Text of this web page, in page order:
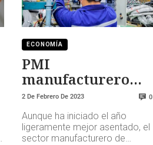
ECONOMÍA
PMI
manufacturero
ligeramente
contraído
2 De Febrero De 2023 0
Aunque ha iniciado el año
ligeramente mejor asentado, el
sector manufacturero de